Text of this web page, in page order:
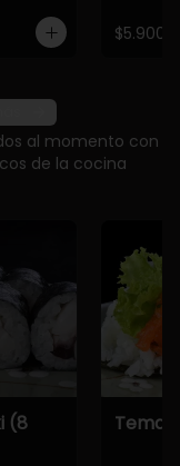
$5.900
al momento con
de la cocina
(8